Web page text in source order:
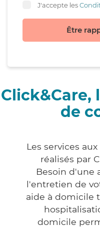
J'accepte les
Être
Click&Care,
de
Les services
réalisés par
Besoin d'une
l'entretien de
aide à domicile
domicile